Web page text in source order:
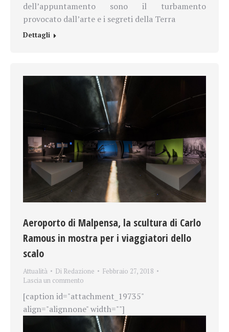
dell’appuntamento sono il turbamento
provocato dall’arte e i segreti della Terra
Dettagli
Aeroporto di Malpensa, la scultura di Carlo
Ramous in mostra per i viaggiatori dello
scalo
Attualità Di Redazione
Febbraio 27, 2018
Lascia un commento
[caption id="attachment_19735"
align="alignnone" width=""]